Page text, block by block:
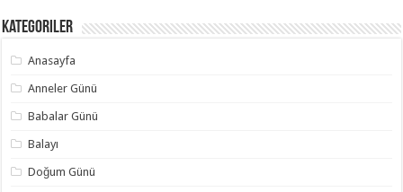
Kategoriler
Anasayfa
Anneler Günü
Babalar Günü
Balayı
Doğum Günü